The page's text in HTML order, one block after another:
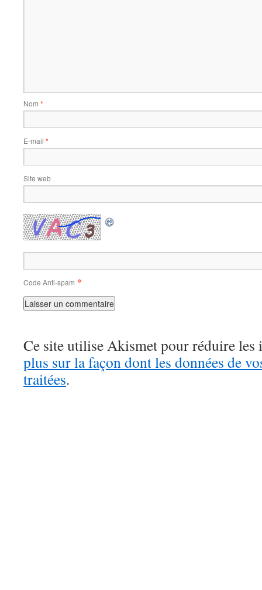
Nom *
E-mail *
Site web
Code Anti-spam *
Ce site utilise Akismet pour réduire les
plus sur la façon dont les données de
traitées.